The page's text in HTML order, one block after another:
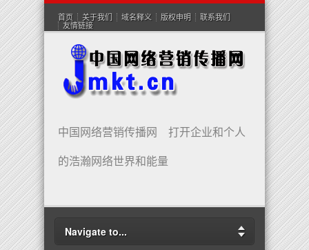
首页 关于我们 域名释义 版权申明
联系我们
友情链接
中国网络营销传播网 打开企业和个人
的浩瀚网络世界和能量
Navigate to...